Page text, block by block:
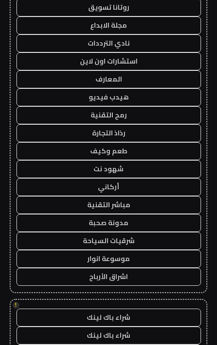
روتانا تسويق
مجلة الابداع
نادي الترددات
استشارات اون لاين
المعارف
هيدب فيديو
رمح التقنية
رذاذ التجارة
طعم وكيف
شهود نت
أركاني
مباشر التقنية
مدونة صحبة
شرقيات السياحة
موسوعة انوار
اشراق الأرباح
!
شراء باك لينك
شراء باك لينك